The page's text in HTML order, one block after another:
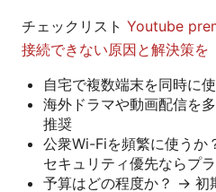
チェックリスト Youtube
接続できない原因と解決策を
自宅で複数端末を同時に
海外ドラマや動画配信を
推奨
公衆Wi-Fiを頻繁に使うか
セキュリティ優先ならプ
予算はどの程度か？ → 初